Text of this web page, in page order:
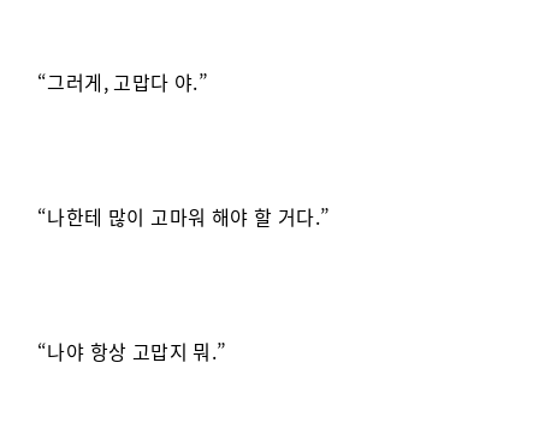
“그러게, 고맙다 야.”
“나한테 많이 고마워 해야 할 거다.”
“나야 항상 고맙지 뭐.”